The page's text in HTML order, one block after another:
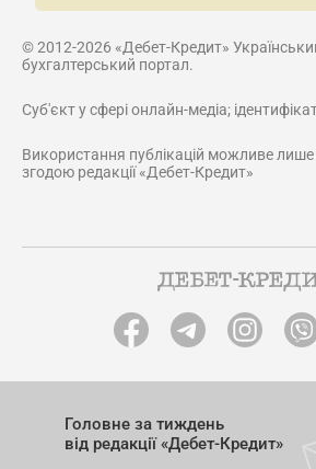
© 2012-2026 «Дебет-Кредит»
бухгалтерський портал.
Суб'єкт у сфері онлайн-медіа;
Використання публікацій можливе
згодою редакції «Дебет-Кредит»
Головне за тиждень
від редакції «Дебет-Кредит»